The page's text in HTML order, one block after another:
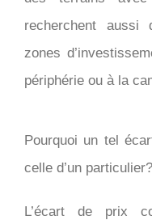
recherchent
zones
périphérie ou à la
Pourquoi un tel
celle d’un particulier?
L’écart de prix